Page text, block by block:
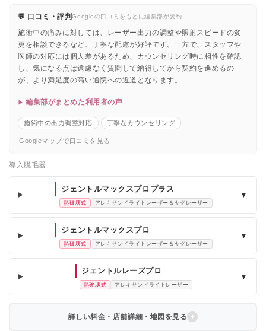
💬 口コミ・評判Googleの口コミをもとに編集部が要約
施術中の痛みに対しては、レーザー出力の調整や照射スピードの変
更を相談できるなど、丁寧な配慮が好評です。一方で、スタッフや
医師の対応には個人差があるため、カウンセリング時に相性を確認
し、気になる点は遠慮なく質問して納得してから契約を進めるの
が、より満足度の高い通院への近道となります。
編集部がまとめた利用者の声
施術中の出力調整対応 丁寧なカウンセリング
Googleマップで口コミを見る
導入脱毛器
ジェントルマックスプロプラス
熱破壊式 アレキサンドライトレーザー＆ヤグレーザー
▼
ジェントルマックスプロ
熱破壊式 アレキサンドライトレーザー＆ヤグレーザー
▼
ジェントルレーズプロ
熱破壊式 アレキサンドライトレーザー
▼
詳しい料金・店舗詳細・地図を見る